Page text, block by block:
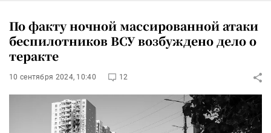
По факту ночной массированной атаки
беспилотников ВСУ возбуждено дело о
теракте
10 сентября 2024, 10:40 12